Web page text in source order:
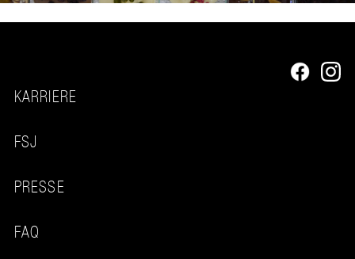
KARRIERE
FSJ
PRESSE
FAQ